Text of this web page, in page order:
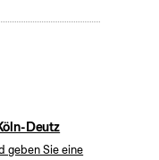
Deutz
geben Sie eine